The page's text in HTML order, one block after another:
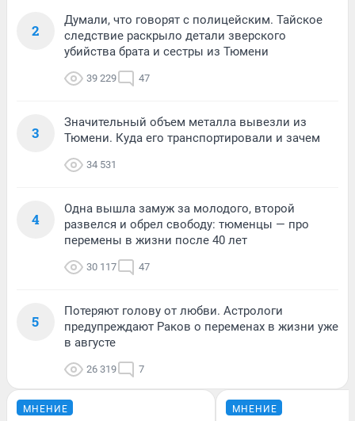
2
Думали, что говорят с полицейским. Тайское
следствие раскрыло детали зверского
убийства брата и сестры из Тюмени
39 229 47
3
Значительный объем металла вывезли из
Тюмени. Куда его транспортировали и зачем
34 531
4
Одна вышла замуж за молодого, второй
развелся и обрел свободу: тюменцы — про
перемены в жизни после 40 лет
30 117 47
5
Потеряют голову от любви. Астрологи
предупреждают Раков о переменах в жизни уже
в августе
26 319 7
МНЕНИЕ МНЕНИЕ